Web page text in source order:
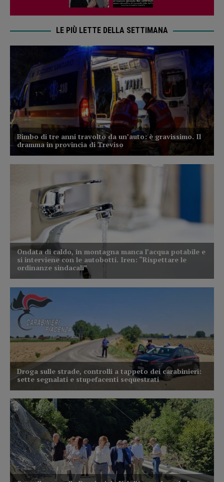
LE PIÙ LETTE DELLA SETTIMANA